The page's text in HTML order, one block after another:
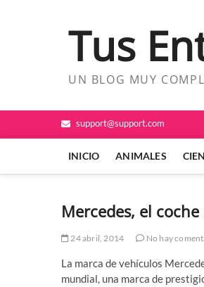
Tus
UN BLOG MUY
support@support.com
INICIO ANIMALES
Mercedes, el
24 abril, 2014 No hay
La marca de vehículos
mundial, una marca de